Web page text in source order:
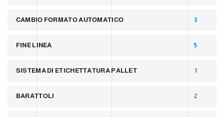
CAMBIO FORMATO AUTOMATICO 3
FINE LINEA 5
SISTEMA DI ETICHETTATURA PALLET 1
BARATTOLI 2